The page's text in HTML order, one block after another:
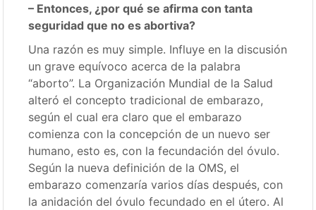
– Entonces, ¿por qué se afirma con tanta
seguridad que no es abortiva?
Una razón es muy simple. Influye en la discusión
un grave equívoco acerca de la palabra
“aborto”. La Organización Mundial de la Salud
alteró el concepto tradicional de embarazo,
según el cual era claro que el embarazo
comienza con la concepción de un nuevo ser
humano, esto es, con la fecundación del óvulo.
Según la nueva definición de la OMS, el
embarazo comenzaría varios días después, con
la anidación del óvulo fecundado en el útero. Al